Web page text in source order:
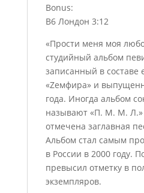
Bonus:
B6 Лондон 3:12
«Прости меня моя
студийный альбом
записанный в составе
«Zемфира» и
года. Иногда альбом
называют «П. М. М.
отмечена заглавная
Альбом стал самым
в России в 2000 году.
превысил отметку в
экземпляров.